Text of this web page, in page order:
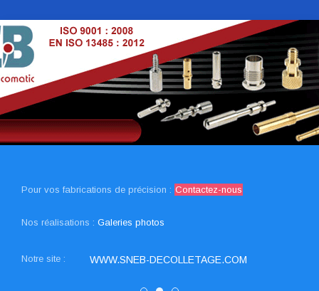
Pour vos fabrications de précision : Contactez-nous
Nos réalisations : Galeries photos
Notre site : WWW.SNEB-DECOLLETAGE.COM